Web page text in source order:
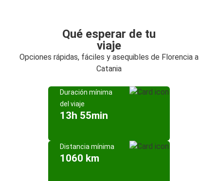
Qué esperar de tu
viaje
Opciones rápidas, fáciles y asequibles de Florencia a
Catania
Duración mínima
del viaje
13h 55min
Distancia mínima
1060 km